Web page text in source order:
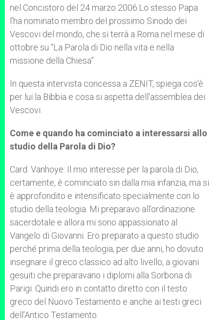
nel Concistoro del 24 marzo 2006.Lo stesso Papa
l’ha nominato membro del prossimo Sinodo dei
Vescovi del mondo, che si terrà a Roma nel mese di
ottobre su “La Parola di Dio nella vita e nella
missione della Chiesa”.
In questa intervista concessa a ZENIT, spiega cos’è
per lui la Bibbia e cosa si aspetta dell’assemblea dei
Vescovi.
Come e quando ha cominciato a interessarsi allo
studio della Parola di Dio?
Card. Vanhoye: Il mio interesse per la parola di Dio,
certamente, è cominciato sin dalla mia infanzia, ma si
è approfondito e intensificato specialmente con lo
studio della teologia. Mi preparavo all’ordinazione
sacerdotale e allora mi sono appassionato al
Vangelo di Giovanni. Ero preparato a questo studio
perché prima della teologia, per due anni, ho dovuto
insegnare il greco classico ad alto livello, a giovani
gesuiti che preparavano i diplomi alla Sorbona di
Parigi. Quindi ero in contatto diretto con il testo
greco del Nuovo Testamento e anche ai testi greci
dell’Antico Testamento.